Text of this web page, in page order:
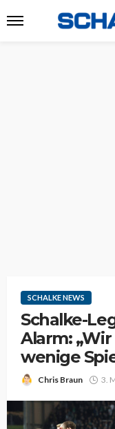
SCHALKE NEWS
Schalke-
Alarm:
wenige
Chris Braun 3.